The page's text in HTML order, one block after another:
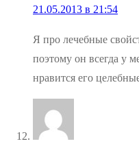
21.05.2013 в 21:54
Я про лечебные
поэтому он всегда у
нравится его